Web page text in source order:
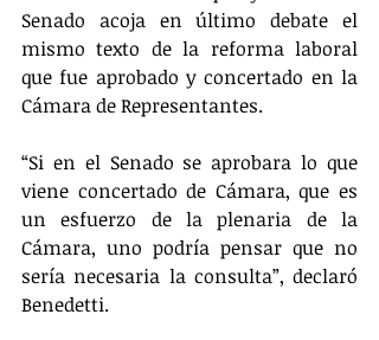
Senado acoja en último debate el
mismo texto de la reforma laboral
que fue aprobado y concertado en la
Cámara de Representantes.
“Si en el Senado se aprobara lo que
viene concertado de Cámara, que es
un esfuerzo de la plenaria de la
Cámara, uno podría pensar que no
sería necesaria la consulta”, declaró
Benedetti.